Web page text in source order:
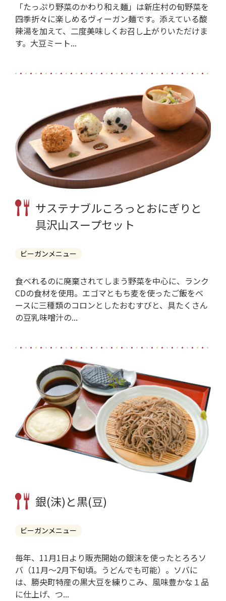
「たっぷり野菜のかわり和え麺」は新庄村の旬野菜を
四季折々に楽しめるヴィーガン麺です。添えている酸
辣湯を加えて、二度美味しくお召し上がりいただけま
す。大豆ミート...
サステナブルころっとおにぎりと
具沢山スープセット
ビーガンメニュー
食べれるのに廃棄されてしまう野菜を中心に、ランク
CDの食材を使用。エゴマともち麦を使ったご飯をベ
ースに三種類のコロンとしたおむすびと、具たくさん
の豆乳味噌汁の...
銀(沫)と黒(豆)
ビーガンメニュー
毎年、11月1日より販売開始の銀沫を使ったとろろソ
バ（11月～2月下旬頃。うどんでも可能）。ソバに
は、勝央町特産の黒大豆を練りこみ、風味豊かな１品
に仕上げ、つ...